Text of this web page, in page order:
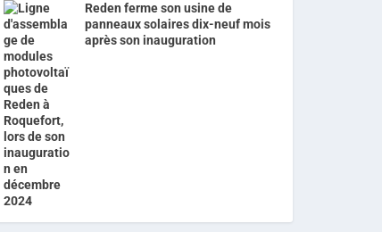
Reden ferme son usine de
panneaux solaires dix-neuf mois
après son inauguration